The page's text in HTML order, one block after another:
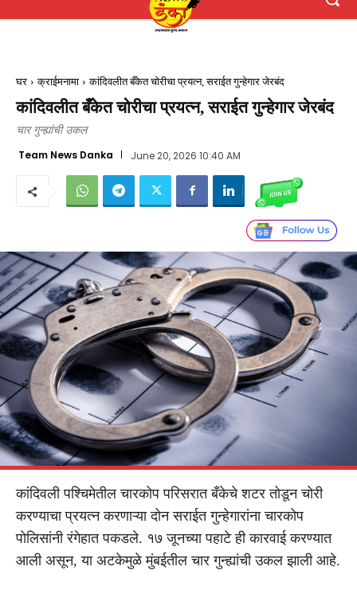
घर क्राईमनामा कांदिवलीत बँकेत चोरीचा प्रयत्न, सराईत गुन्हेगार जेरबंद
कांदिवलीत बँकेत चोरीचा प्रयत्न, सराईत गुन्हेगार जेरबंद
चार गुन्ह्यांची उकल
Team News Danka June 20, 2026 10:40 AM
कांदिवली पश्चिमेतील चारकोप परिसरात बँकेचे शटर तोडून चोरी
करण्याचा प्रयत्न करणाऱ्या दोन सराईत गुन्हेगारांना चारकोप
पोलिसांनी रंगेहात पकडले. १७ जूनच्या पहाटे ही कारवाई करण्यात
आली असून, या अटकेमुळे मुंबईतील चार गुन्ह्यांची उकल झाली आहे.